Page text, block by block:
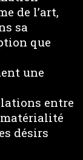
de l’art,
sa
que
une
entre
désirs